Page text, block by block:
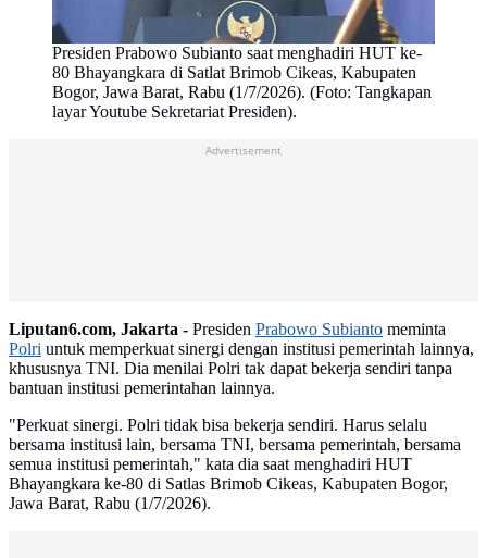
Presiden Prabowo Subianto saat menghadiri HUT ke-
80 Bhayangkara di Satlat Brimob Cikeas, Kabupaten
Bogor, Jawa Barat, Rabu (1/7/2026). (Foto: Tangkapan
layar Youtube Sekretariat Presiden).
Advertisement
Liputan6.com, Jakarta - Presiden Prabowo Subianto meminta
Polri untuk memperkuat sinergi dengan institusi pemerintah lainnya,
khususnya TNI. Dia menilai Polri tak dapat bekerja sendiri tanpa
bantuan institusi pemerintahan lainnya.
"Perkuat sinergi. Polri tidak bisa bekerja sendiri. Harus selalu
bersama institusi lain, bersama TNI, bersama pemerintah, bersama
semua institusi pemerintah," kata dia saat menghadiri HUT
Bhayangkara ke-80 di Satlas Brimob Cikeas, Kabupaten Bogor,
Jawa Barat, Rabu (1/7/2026).